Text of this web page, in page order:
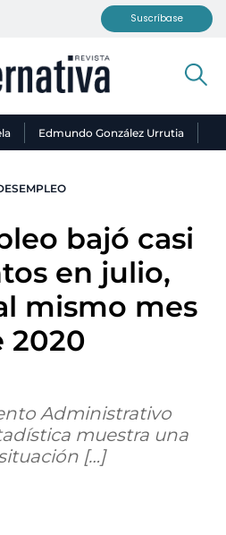
Suscríbase
Edmundo González Urrutia
bajó casi
en julio,
mismo mes
2020
Administrativo
muestra una
[…]